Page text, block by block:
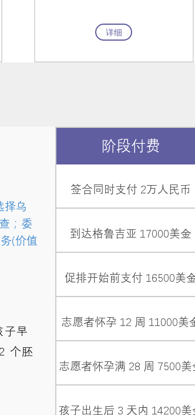
择乌
；委
(价值
子早
个胚
阶段付费
签合同时支付 2万人民币
到达格鲁吉亚 17000美金
促排开始前支付 16500美
志愿者怀孕 12 周 11000美
志愿者怀孕满 28 周 7500美
孩子出生后 3 天内 14200美